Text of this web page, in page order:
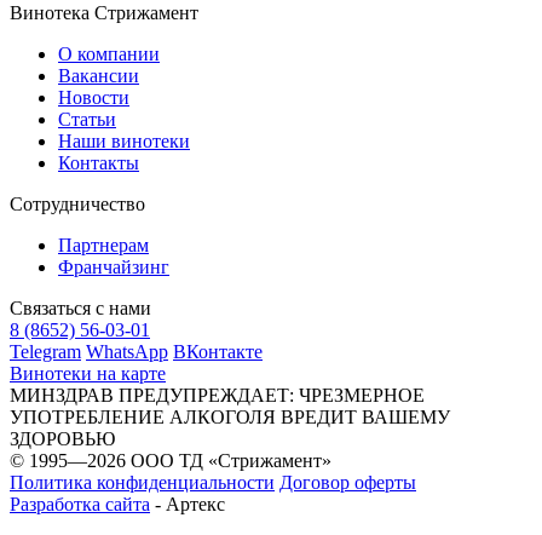
Винотека Стрижамент
О компании
Вакансии
Новости
Статьи
Наши винотеки
Контакты
Сотрудничество
Партнерам
Франчайзинг
Связаться с нами
8 (8652) 56-03-01
Telegram WhatsApp ВКонтакте
Винотеки на карте
МИНЗДРАВ ПРЕДУПРЕЖДАЕТ: ЧРЕЗМЕРНОЕ
УПОТРЕБЛЕНИЕ АЛКОГОЛЯ ВРЕДИТ ВАШЕМУ
ЗДОРОВЬЮ
© 1995—2026 ООО ТД «Стрижамент»
Политика конфиденциальности Договор оферты
Разработка сайта - Артекс